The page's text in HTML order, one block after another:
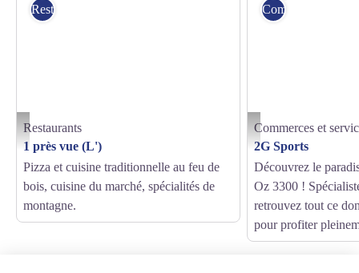
Alpe d'Huez - Alpe d'Huez Tourisme
Restaurants
Restaurants
1 près vue (L')
Pizza et cuisine traditionnelle au feu de
bois, cuisine du marché, spécialités de
montagne.
2GSport - OT Oz
Commerces et
Commerces et
2G Sports
Découvrez le
Oz 3300 !
retrouvez tout ce
pour profiter